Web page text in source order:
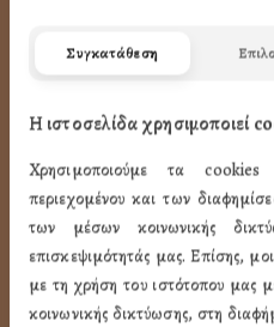
Πως Ακυρώνω η
ΤΑ
Εικόνες
Συγκατάθεση
Η ιστοσελίδα χρησιμοποιεί
Χρησιμοποιούμε τα
περιεχομένου και των
των μέσων κοινωνικής
επισκεψιμότητάς μας. Επίσης,
με τη χρήση του ιστότοπου μας
κοινωνικής δικτύωσης, στη